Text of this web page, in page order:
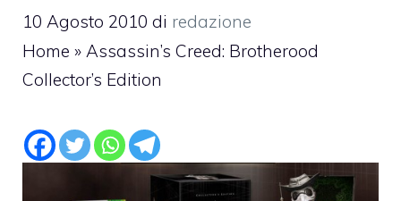
10 Agosto 2010 di redazione
Home » Assassin’s Creed: Brotherood
Collector’s Edition